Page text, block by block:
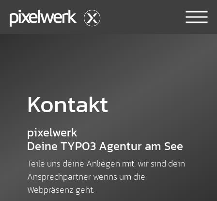
Kontakt
pixelwerk
Deine TYPO3 Agentur am See
Teile uns deine Anliegen mit, wir sind dein
Ansprechpartner wenns um die
Webpräsenz geht.